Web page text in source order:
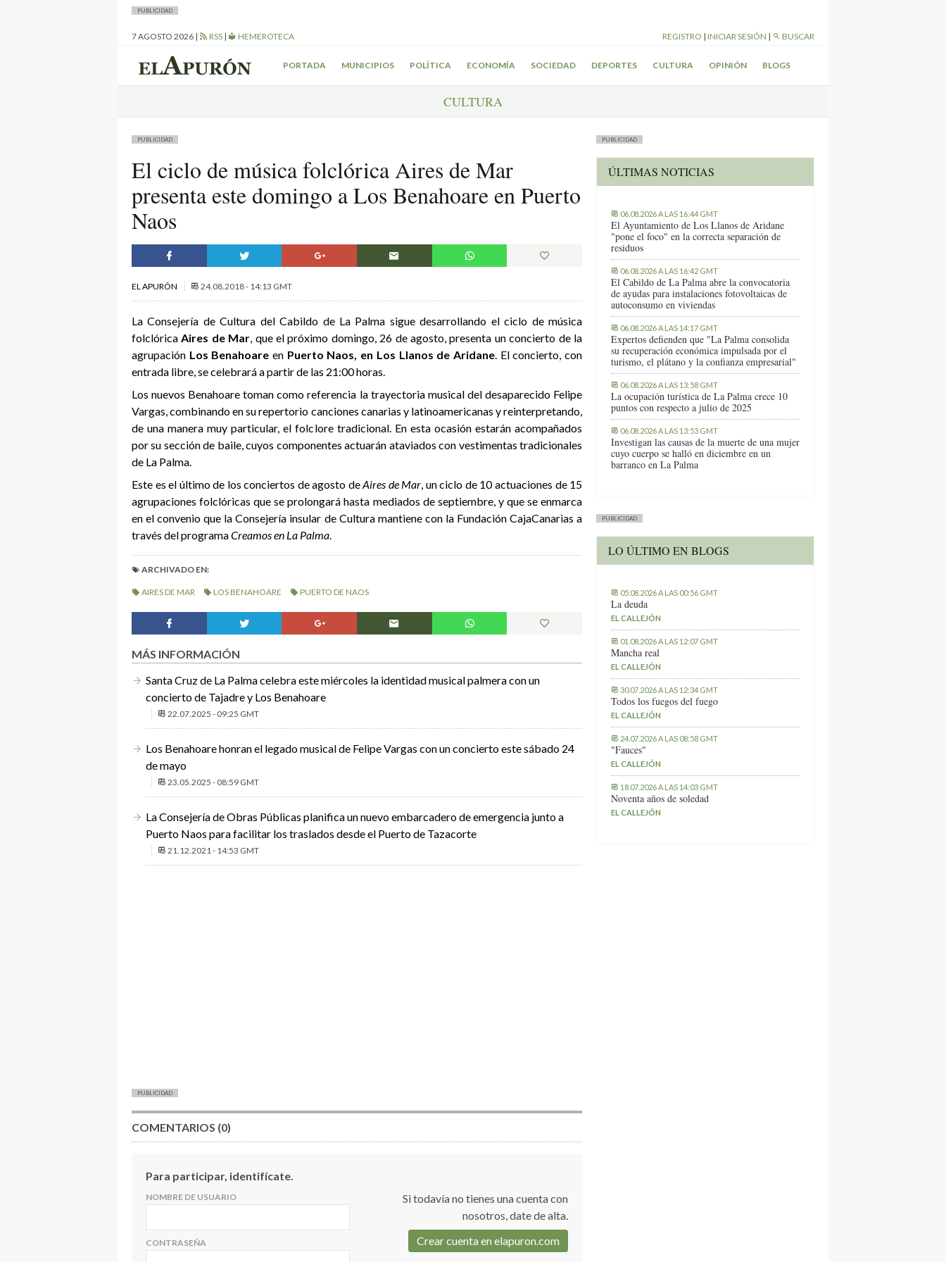
PUBLICIDAD
7 AGOSTO 2026 | RSS | HEMEROTECA REGISTRO | INICIAR SESIÓN | BUSCAR
PORTADA MUNICIPIOS POLÍTICA ECONOMÍA SOCIEDAD DEPORTES CULTURA OPINIÓN BLOGS
CULTURA
PUBLICIDAD
El ciclo de música folclórica Aires de Mar
presenta este domingo a Los Benahoare en Puerto
Naos
EL APURÓN 24.08.2018 - 14:13 GMT
La Consejería de Cultura del Cabildo de La Palma sigue desarrollando el ciclo de música
folclóricaAires de Mar, que el próximo domingo, 26 de agosto, presenta un concierto de la
agrupación Los Benahoare en Puerto Naos, en Los Llanos de Aridane.El concierto,con
entrada libre, se celebrará a partir de las 21:00 horas.
Los nuevos Benahoare toman como referencia la trayectoria musical del desaparecido Felipe
Vargas, combinando en su repertorio canciones canarias y latinoamericanas y reinterpretando,
de una manera muy particular, el folclore tradicional. En esta ocasión estarán acompañados
por su sección de baile, cuyos componentes actuarán ataviados con vestimentas tradicionales
de La Palma.
Este es el último de los conciertos de agosto deAires de Mar, un ciclo de 10 actuaciones de 15
agrupaciones folclóricas que se prolongará hasta mediados de septiembre, y que se enmarca
en el convenio que la Consejería insular de Cultura mantiene con la Fundación CajaCanarias a
través del programaCreamos en La Palma.
ARCHIVADO EN:
AIRES DE MAR LOS BENAHOARE PUERTO DE NAOS
MÁS INFORMACIÓN
Santa Cruz de La Palma celebra este miércoles la identidad musical palmera con un
concierto de Tajadre y Los Benahoare
22.07.2025 - 09:25 GMT
Los Benahoare honran el legado musical de Felipe Vargas con un concierto este sábado 24
de mayo
23.05.2025 - 08:59 GMT
La Consejería de Obras Públicas planifica un nuevo embarcadero de emergencia junto a
Puerto Naos para facilitar los traslados desde el Puerto de Tazacorte
21.12.2021 - 14:53 GMT
PUBLICIDAD
COMENTARIOS (0)
Para participar, identifícate.
NOMBRE DE USUARIO
CONTRASEÑA
Si todavía no tienes una cuenta con
nosotros, date de alta.
Crear cuenta en elapuron.com
PUBLICIDAD
ÚLTIMAS NOTICIAS
06.08.2026 A LAS 16:44 GMT
El Ayuntamiento de Los Llanos de Aridane
"pone el foco" en la correcta separación de
residuos
06.08.2026 A LAS 16:42 GMT
El Cabildo de La Palma abre la convocatoria
de ayudas para instalaciones fotovoltaicas de
autoconsumo en viviendas
06.08.2026 A LAS 14:17 GMT
Expertos defienden que "La Palma consolida
su recuperación económica impulsada por el
turismo, el plátano y la confianza empresarial"
06.08.2026 A LAS 13:58 GMT
La ocupación turística de La Palma crece 10
puntos con respecto a julio de 2025
06.08.2026 A LAS 13:53 GMT
Investigan las causas de la muerte de una mujer
cuyo cuerpo se halló en diciembre en un
barranco en La Palma
PUBLICIDAD
LO ÚLTIMO EN BLOGS
05.08.2026 A LAS 00:56 GMT
La deuda
EL CALLEJÓN
01.08.2026 A LAS 12:07 GMT
Mancha real
EL CALLEJÓN
30.07.2026 A LAS 12:34 GMT
Todos los fuegos del fuego
EL CALLEJÓN
24.07.2026 A LAS 08:58 GMT
"Fauces"
EL CALLEJÓN
18.07.2026 A LAS 14:03 GMT
Noventa años de soledad
EL CALLEJÓN